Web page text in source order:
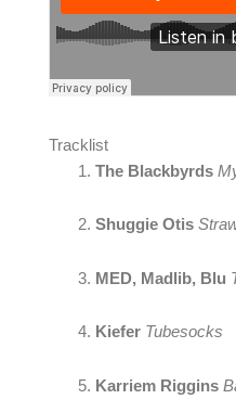
Tracklist
The Blackbyrds
Shuggie Otis
MED, Madlib, Blu
Kiefer Tubesocks
Karriem Riggins